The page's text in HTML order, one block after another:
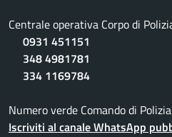
Centrale operativa Corpo di
0931 451151
348 4981781
334 1169784
Numero verde Comando di
Iscriviti al canale WhatsApp